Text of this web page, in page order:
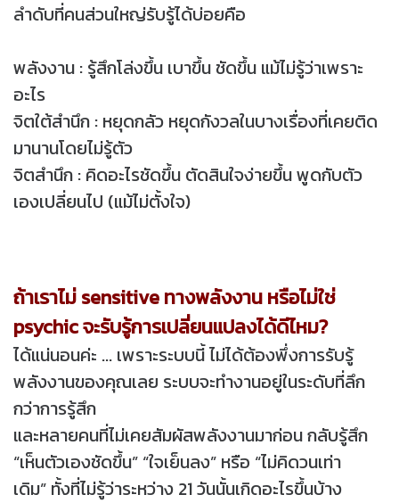
ลำดับที่คนส่วนใหญ่รับรู้ได้บ่อยคือ
พลังงาน : รู้สึกโล่งขึ้น เบาขึ้น ชัดขึ้น แม้ไม่รู้ว่าเพราะ
อะไร
จิตใต้สำนึก : หยุดกลัว หยุดกังวลในบางเรื่องที่เคยติด
มานานโดยไม่รู้ตัว
จิตสำนึก : คิดอะไรชัดขึ้น ตัดสินใจง่ายขึ้น พูดกับตัว
เองเปลี่ยนไป (แม้ไม่ตั้งใจ)
ถ้าเราไม่ sensitive ทางพลังงาน หรือไม่ใช่
psychic จะรับรู้การเปลี่ยนแปลงได้ดีไหม?
ได้แน่นอนค่ะ ... เพราะระบบนี้ ไม่ได้ต้องพึ่งการรับรู้
พลังงานของคุณเลย ระบบจะทำงานอยู่ในระดับที่ลึก
กว่าการรู้สึก
และหลายคนที่ไม่เคยสัมผัสพลังงานมาก่อน กลับรู้สึก
“เห็นตัวเองชัดขึ้น” “ใจเย็นลง” หรือ “ไม่คิดวนเท่า
เดิม” ทั้งที่ไม่รู้ว่าระหว่าง 21 วันนั้นเกิดอะไรขึ้นบ้าง